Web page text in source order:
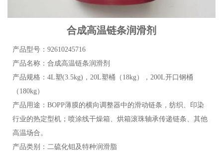
合成高温链条润滑剂
产品型号：92610245716
产品名称：合成高温链条润滑剂
产品规格：4L塑(3.5kg)，20L塑桶（18kg），200L开口钢桶
（180kg）
产品用途：BOPP薄膜的横向调整器中的滑动链条，纺织、印染
行业的热定型机；喷涂线干燥箱、烘箱滚珠轴承传递链条、其他
高温场合。
产品类别：二硫化钼及特种润滑脂